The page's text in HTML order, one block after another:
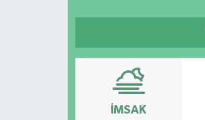
İMSAK